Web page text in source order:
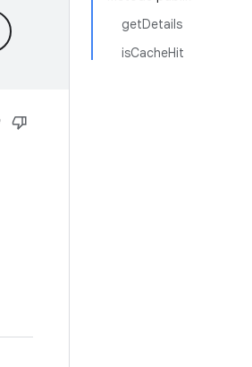
getDetails
isCacheHit